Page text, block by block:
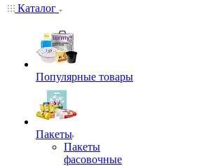
Каталог
Популярные товары
Пакеты
Пакеты
фасовочные